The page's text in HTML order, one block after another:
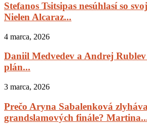
Stefanos Tsitsipas nesúhlasí so
Nielen Alcaraz...
4 marca, 2026
Daniil Medvedev a Andrej
plán...
3 marca, 2026
Prečo Aryna Sabalenková
grandslamových finále?